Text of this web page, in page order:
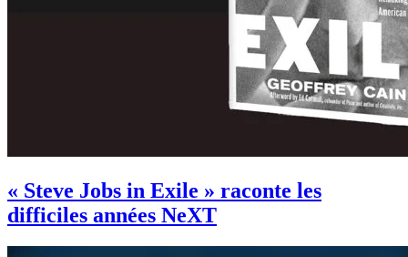
« Steve Jobs in Exile » raconte les
difficiles années NeXT